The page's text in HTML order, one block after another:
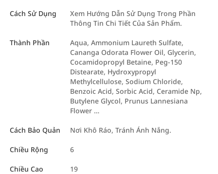
Cách Sử Dụng
Xem Hướng Dẫn Sử Dụng Trong Phần
Thông Tin Chi Tiết Của Sản Phẩm.
Thành Phần
Aqua, Ammonium Laureth Sulfate,
Cananga Odorata Flower Oil, Glycerin,
Cocamidopropyl Betaine, Peg-150
Distearate, Hydroxypropyl
Methylcellulose, Sodium Chloride,
Benzoic Acid, Sorbic Acid, Ceramide Np,
Butylene Glycol, Prunus Lannesiana
Flower …
Cách Bảo Quản Nơi Khô Ráo, Tránh Ánh Nắng.
Chiều Rộng 6
Chiều Cao 19